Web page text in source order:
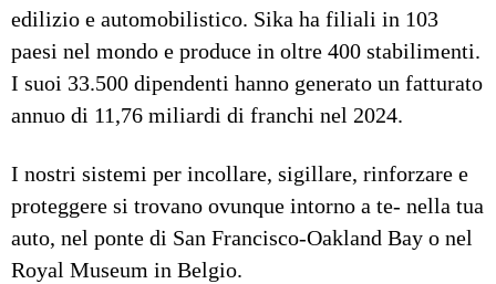
edilizio e automobilistico. Sika ha filiali in 103
paesi nel mondo e produce in oltre 400 stabilimenti.
I suoi 33.500 dipendenti hanno generato un fatturato
annuo di 11,76 miliardi di franchi nel 2024.
I nostri sistemi per incollare, sigillare, rinforzare e
proteggere si trovano ovunque intorno a te- nella tua
auto, nel ponte di San Francisco-Oakland Bay o nel
Royal Museum in Belgio.